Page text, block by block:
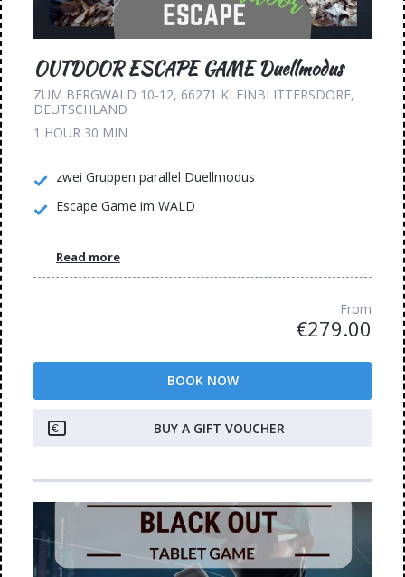
OUTDOOR ESCAPE GAME Duellmodus
ZUM BERGWALD 10-12, 66271 KLEINBLITTERSDORF,
DEUTSCHLAND
1 HOUR 30 MIN
zwei Gruppen parallel Duellmodus
Escape Game im WALD
Read more
From
€279.00
BOOK NOW
BUY A GIFT VOUCHER